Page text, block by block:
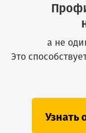
а не
Это
Узнать